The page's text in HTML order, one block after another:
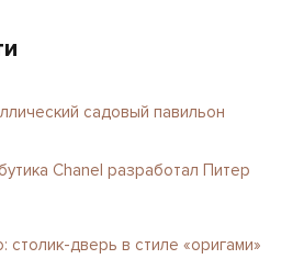
садовый павильон
Chanel разработал Питер
столик-дверь в стиле «оригами»